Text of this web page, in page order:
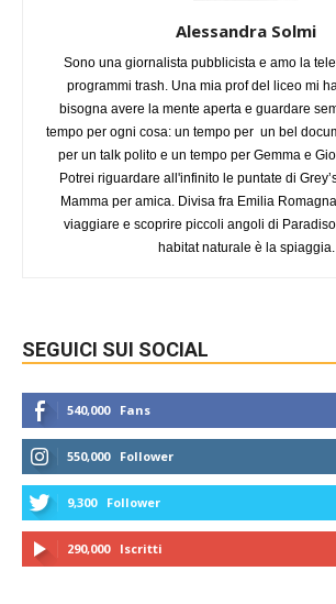
Alessandra Solmi
Sono una giornalista pubblicista e amo la
programmi trash. Una mia prof del liceo mi
bisogna avere la mente aperta e guardare
tempo per ogni cosa: un tempo per un bel
per un talk polito e un tempo per Gemma e
Potrei riguardare all'infinito le puntate di
Mamma per amica. Divisa fra Emilia
viaggiare e scoprire piccoli angoli di
habitat naturale è la spiaggia.
SEGUICI SUI SOCIAL
540,000 Fans
550,000 Follower
9,300 Follower
290,000 Iscritti